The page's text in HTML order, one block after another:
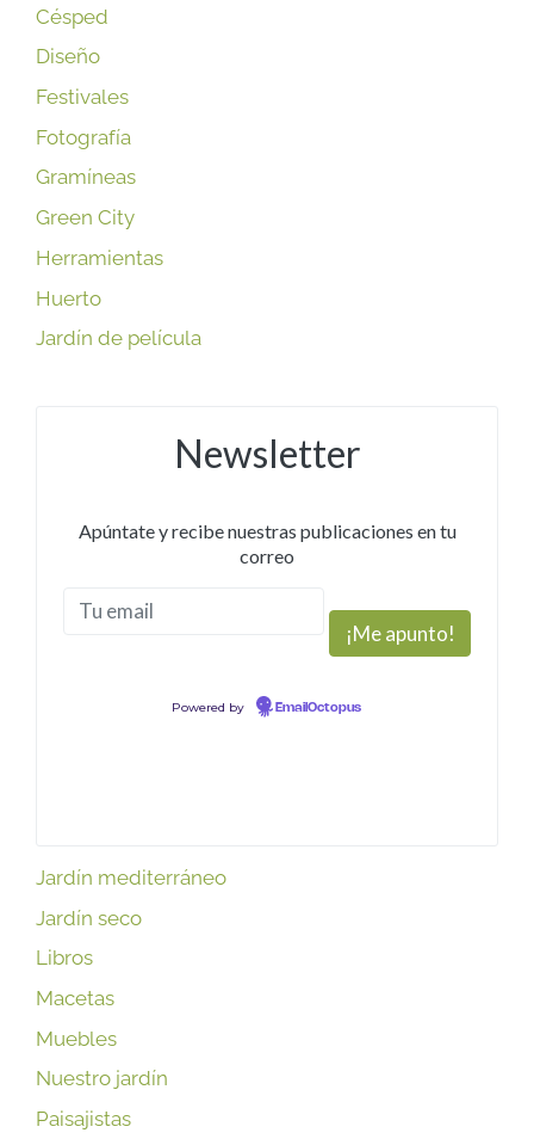
Césped
Diseño
Festivales
Fotografía
Gramíneas
Green City
Herramientas
Huerto
Jardín de película
Newsletter
Apúntate y recibe nuestras publicaciones en tu
correo
Powered by EmailOctopus
Jardín mediterráneo
Jardín seco
Libros
Macetas
Muebles
Nuestro jardín
Paisajistas